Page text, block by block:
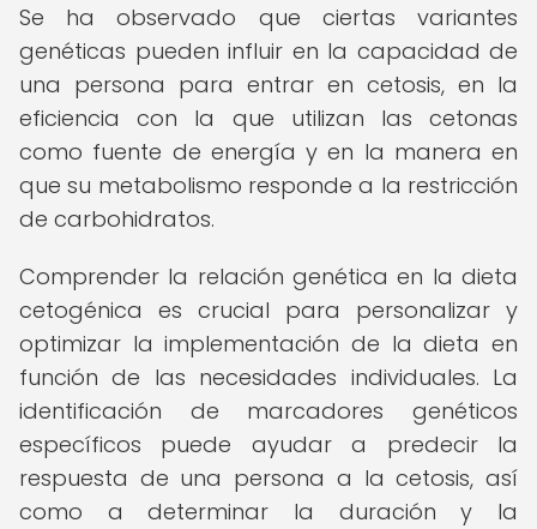
Se ha observado que ciertas variantes
genéticas pueden influir en la capacidad de
una persona para entrar en cetosis, en la
eficiencia con la que utilizan las cetonas
como fuente de energía y en la manera en
que su metabolismo responde a la restricción
de carbohidratos.
Comprender la relación genética en la dieta
cetogénica es crucial para personalizar y
optimizar la implementación de la dieta en
función de las necesidades individuales. La
identificación de marcadores genéticos
específicos puede ayudar a predecir la
respuesta de una persona a la cetosis, así
como a determinar la duración y la